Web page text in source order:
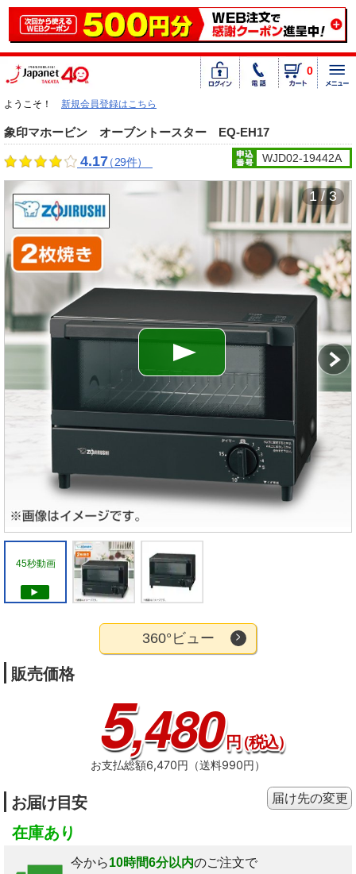
0
ようこそ！ 新規会員登録はこちら
象印マホービン オーブントースター EQ-EH17
4.17（29件） WJD02-19442A
1 / 3
45秒動画
360°ビュー
販売価格
5,480円（税込）
お支払総額6,470円（送料990円）
お届け目安
在庫あり
今から10時間6分以内のご注文で
届け先の変更